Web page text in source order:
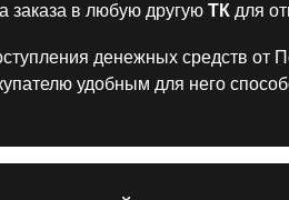
заказа в любую другую ТК для
денежных средств от
удобным для него